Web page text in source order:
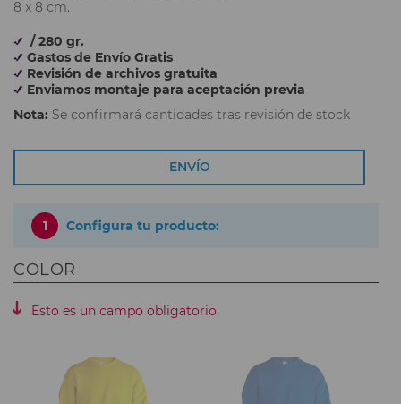
8 x 8 cm.
/ 280 gr.
Gastos de Envío Gratis
Revisión de archivos gratuita
Enviamos montaje para aceptación previa
Nota: Se confirmará cantidades tras revisión de stock
ENVÍO
1 Configura tu producto:
COLOR
Esto es un campo obligatorio.